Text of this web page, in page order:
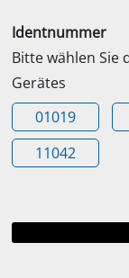
Identnummer
Bitte wählen Sie
Gerätes
01019
11042